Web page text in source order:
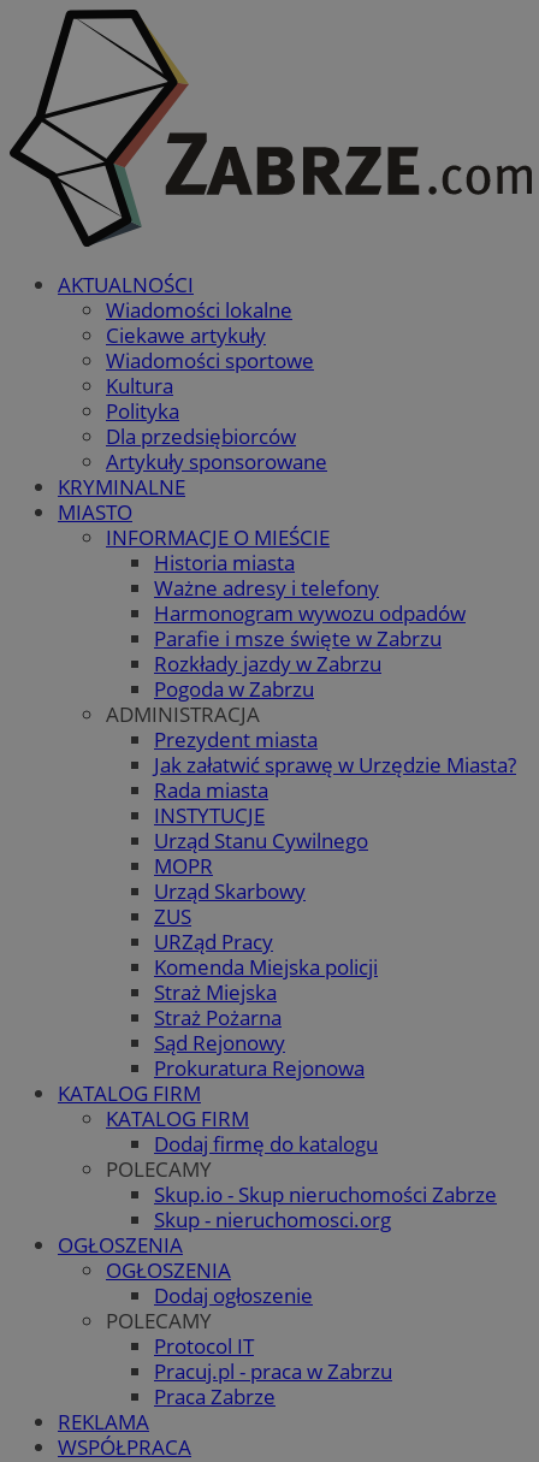
AKTUALNOŚCI
Wiadomości lokalne
Ciekawe artykuły
Wiadomości sportowe
Kultura
Polityka
Dla przedsiębiorców
Artykuły sponsorowane
KRYMINALNE
MIASTO
INFORMACJE O MIEŚCIE
Historia miasta
Ważne adresy i telefony
Harmonogram wywozu odpadów
Parafie i msze święte w Zabrzu
Rozkłady jazdy w Zabrzu
Pogoda w Zabrzu
ADMINISTRACJA
Prezydent miasta
Jak załatwić sprawę w Urzędzie Miasta?
Rada miasta
INSTYTUCJE
Urząd Stanu Cywilnego
MOPR
Urząd Skarbowy
ZUS
URZąd Pracy
Komenda Miejska policji
Straż Miejska
Straż Pożarna
Sąd Rejonowy
Prokuratura Rejonowa
KATALOG FIRM
KATALOG FIRM
Dodaj firmę do katalogu
POLECAMY
Skup.io - Skup nieruchomości Zabrze
Skup - nieruchomosci.org
OGŁOSZENIA
OGŁOSZENIA
Dodaj ogłoszenie
POLECAMY
Protocol IT
Pracuj.pl - praca w Zabrzu
Praca Zabrze
REKLAMA
WSPÓŁPRACA